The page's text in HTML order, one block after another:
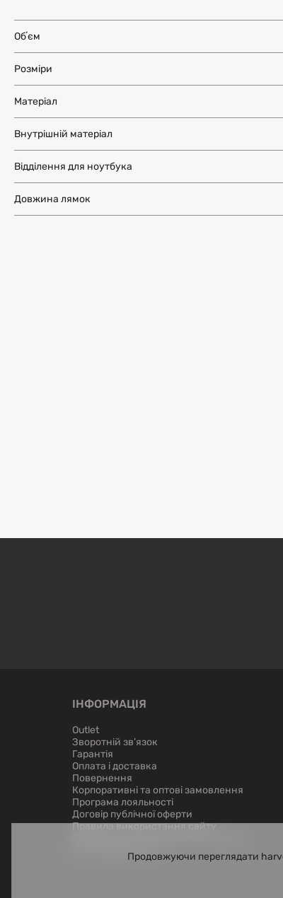
Обʼєм
Розміри
Матеріал
Внутрішній матеріал
Відділення для ноутбука
Довжина лямок
ІНФОРМАЦІЯ
Outlet
Зворотній зв’язок
Гарантія
Оплата і доставка
Повернення
Корпоративні та оптові замовлення
Програма лояльності
Договір публічної оферти
Правила використання сайту
Лист керівництвуПродовжуючи переглядати